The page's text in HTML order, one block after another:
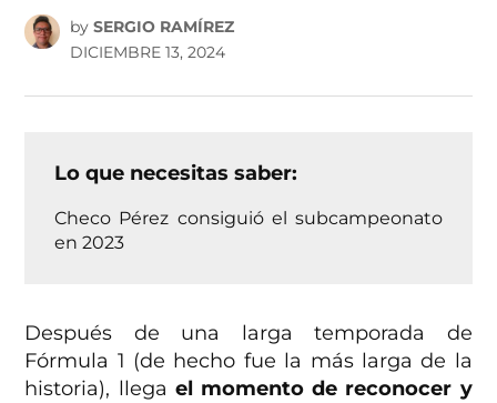
by SERGIO RAMÍREZ
DICIEMBRE 13, 2024
Lo que necesitas saber:
Checo Pérez consiguió el subcampeonato
en 2023
Después de una larga temporada de
Fórmula 1 (de hecho fue la más larga de la
historia), llega el momento de reconocer y